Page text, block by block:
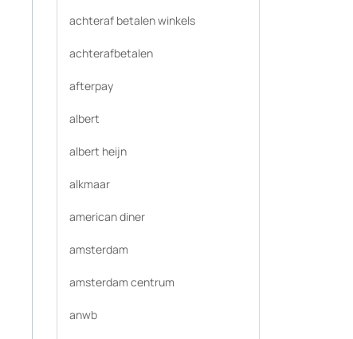
achteraf betalen winkels
achterafbetalen
afterpay
albert
albert heijn
alkmaar
american diner
amsterdam
amsterdam centrum
anwb